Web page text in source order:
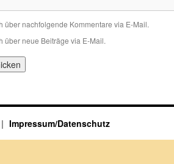
über nachfolgende Kommentare via E-Mail.
über neue Beiträge via E-Mail.
Impressum/Datenschutz